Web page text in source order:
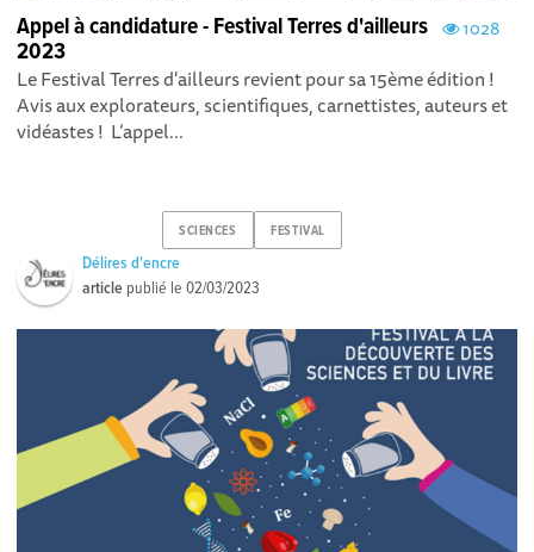
1028
Appel à candidature - Festival Terres d'ailleurs
2023
Le Festival Terres d'ailleurs revient pour sa 15ème édition !
Avis aux explorateurs, scientifiques, carnettistes, auteurs et
vidéastes ! L’appel...
SCIENCES FESTIVAL
Délires d'encre
article publié le02/03/2023